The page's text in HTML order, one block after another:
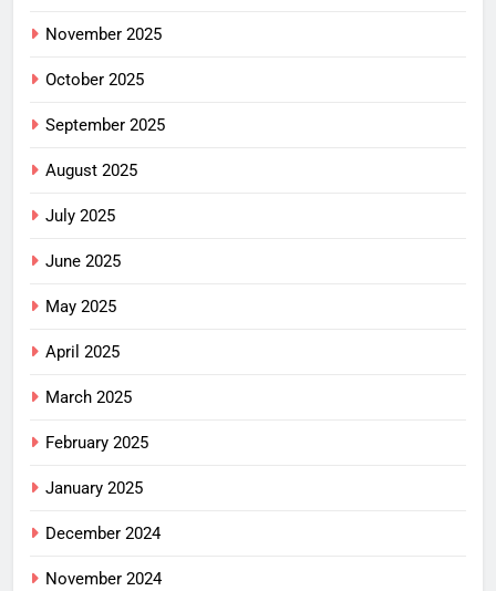
November 2025
October 2025
September 2025
August 2025
July 2025
June 2025
May 2025
April 2025
March 2025
February 2025
January 2025
December 2024
November 2024